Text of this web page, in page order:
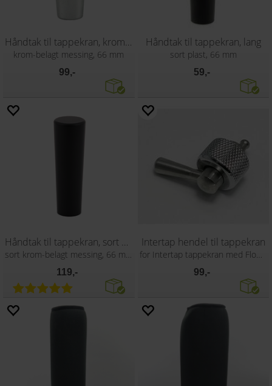
Håndtak til tappekran, krom-belagt
krom-belagt messing, 66 mm
99,-
Håndtak til tappekran, lang
sort plast, 66 mm
59,-
Håndtak til tappekran, sort messing
sort krom-belagt messing, 66 mm
119,-
Intertap hendel til tappekran
for Intertap tappekran med FlowControl
99,-